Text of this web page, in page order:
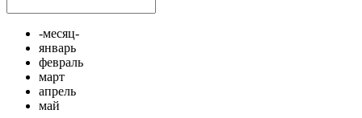
-месяц-
январь
февраль
март
апрель
май